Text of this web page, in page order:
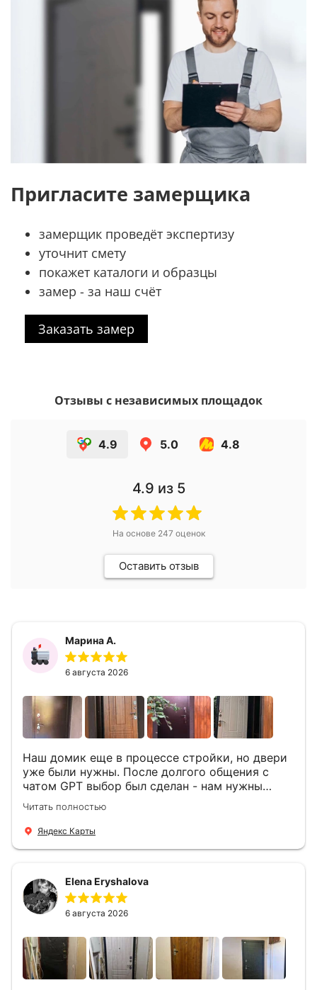
Пригласите замерщика
замерщик проведёт экспертизу
уточнит смету
покажет каталоги и образцы
замер - за наш счёт
Заказать замер
Отзывы с независимых площадок
4.9 5.0 4.8
4.9 из 5
На основе 247 оценок
Оставить отзыв
Марина А.
6 августа 2026
Наш домик еще в процессе стройки, но двери
уже были нужны. После долгого общения с
чатом GPT выбор был сделан - нам нужны
двери Аргус Термо Композит, которые нашлись
в компании ДвериОпт . Менеджер Филипп
ответил на все вопросы, посчитал стоимость и
установили две двери, ответили на все
вопросы . Выполненной работой мы довольны.
Огромная всем благодарность!
Читать полностью
Яндекс Карты
Elena Eryshalova
6 августа 2026